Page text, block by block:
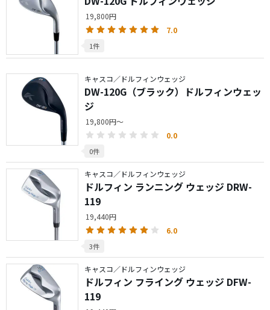
19,800円
7.0
1件
キャスコ／ドルフィンウェッジ
DW-120G（ブラック）ドルフィンウェッ
ジ
19,800円～
0.0
0件
キャスコ／ドルフィンウェッジ
ドルフィン ランニング ウェッジ DRW-
119
19,440円
6.0
3件
キャスコ／ドルフィンウェッジ
ドルフィン フライング ウェッジ DFW-
119